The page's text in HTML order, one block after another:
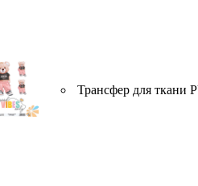
Трансфер для ткани